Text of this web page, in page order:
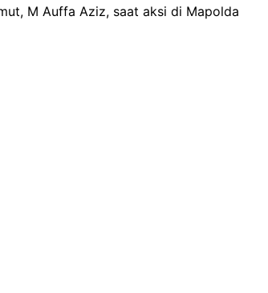
M Auffa Aziz, saat aksi di Mapolda